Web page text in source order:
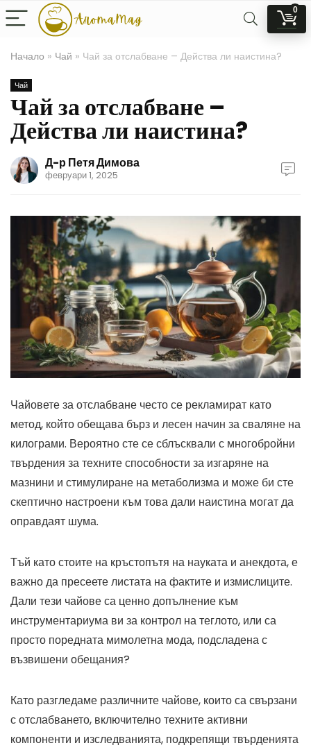
0
Начало » Чай » Чай за отслабване – Действа ли наистина?
Чай
Чай за отслабване –
Действа ли наистина?
Д-р Петя Димова
февруари 1, 2025
Чайовете за отслабване често се рекламират като
метод, който обещава бърз и лесен начин за сваляне на
килограми. Вероятно сте се сблъсквали с многобройни
твърдения за техните способности за изгаряне на
мазнини и стимулиране на метаболизма и може би сте
скептично настроени към това дали наистина могат да
оправдаят шума.
Тъй като стоите на кръстопътя на науката и анекдота, е
важно да пресеете листата на фактите и измислиците.
Дали тези чайове са ценно допълнение към
инструментариума ви за контрол на теглото, или са
просто поредната мимолетна мода, подсладена с
възвишени обещания?
Като разгледаме различните чайове, които са свързани
с отслабването, включително техните активни
компоненти и изследванията, подкрепящи твърденията